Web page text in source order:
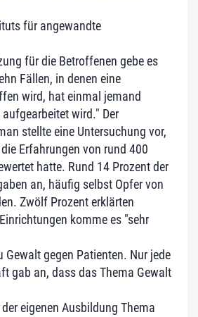
für angewandte
für die Betroffenen gebe es
Fällen, in denen eine
wird, hat einmal jemand
wird." Der
stellte eine Untersuchung vor,
Erfahrungen von rund 400
hatte. Rund 14 Prozent der
an, häufig selbst Opfer von
Zwölf Prozent erklärten
komme es "sehr
Gewalt gegen Patienten. Nur jede
gab an, dass das Thema Gewalt
eigenen Ausbildung Thema